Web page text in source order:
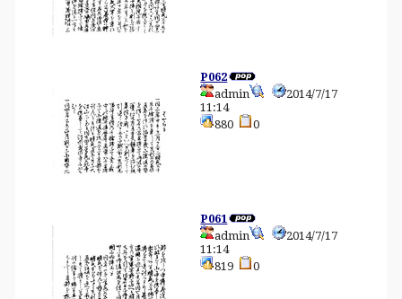
P062
admin
2014/7/17
11:14
880
0
P061
admin
2014/7/17
11:14
819
0